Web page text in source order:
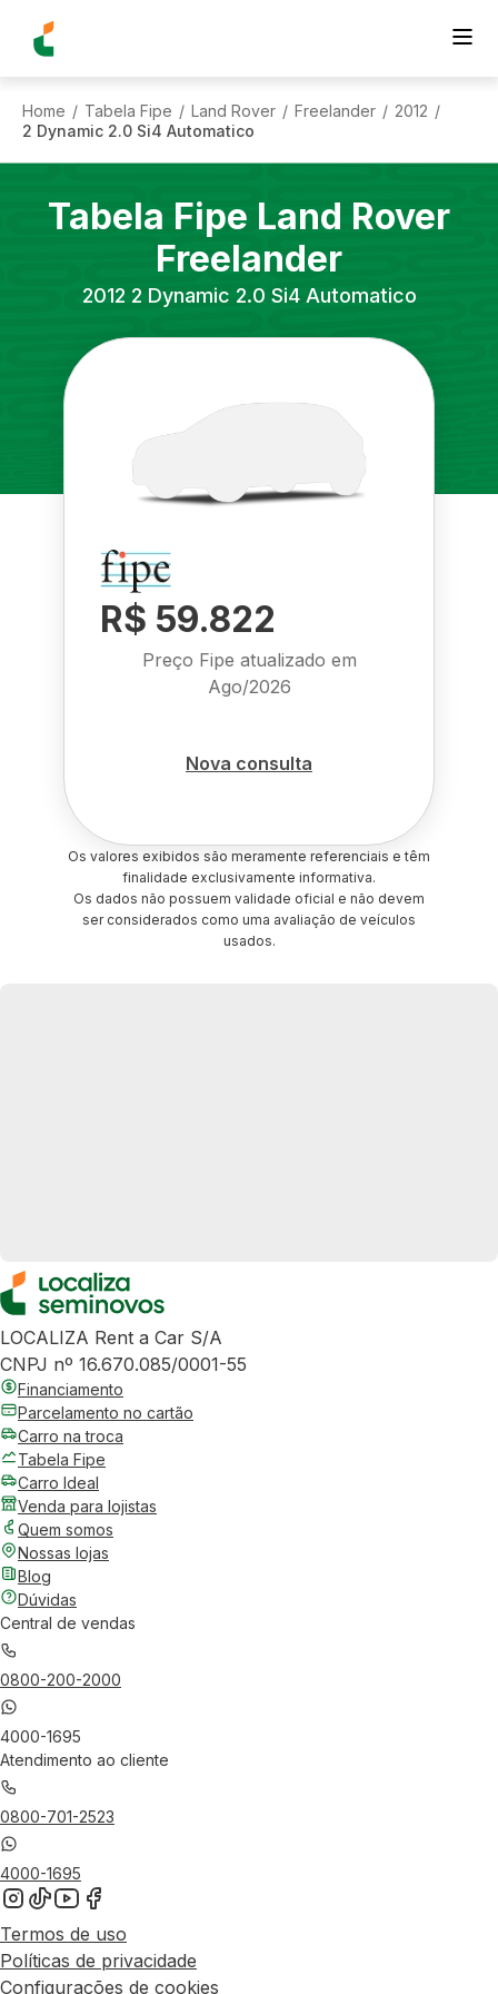
Home / Tabela Fipe / Land Rover / Freelander / 2012 /
2 Dynamic 2.0 Si4 Automatico
Tabela Fipe Land Rover
Freelander
2012 2 Dynamic 2.0 Si4 Automatico
R$ 59.822
Preço Fipe atualizado em
Ago/2026
Nova consulta
Os valores exibidos são meramente referenciais e têm
finalidade exclusivamente informativa.
Os dados não possuem validade oficial e não devem
ser considerados como uma avaliação de veículos
usados.
LOCALIZA Rent a Car S/A
CNPJ nº 16.670.085/0001-55
Financiamento
Parcelamento no cartão
Carro na troca
Tabela Fipe
Carro Ideal
Venda para lojistas
Quem somos
Nossas lojas
Blog
Dúvidas
Central de vendas
0800-200-2000
4000-1695
Atendimento ao cliente
0800-701-2523
4000-1695
Termos de uso
Políticas de privacidade
Configurações de cookies